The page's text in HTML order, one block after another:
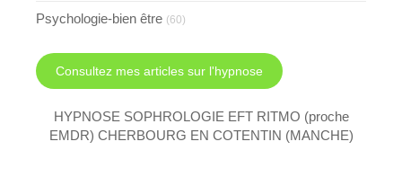
Psychologie-bien être (60)
Consultez mes articles sur l'hypnose
HYPNOSE SOPHROLOGIE EFT RITMO (proche
EMDR) CHERBOURG EN COTENTIN (MANCHE)